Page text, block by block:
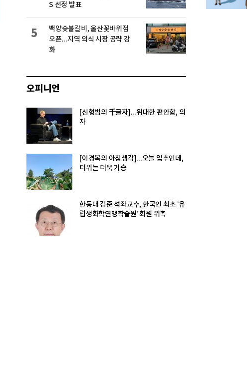
S 선정 발표
백양숯불갈비, 울산꽃바위점
오픈...지역 외식 시장 공략 강
화
5
오피니언
[신형범의 千글자]...위대한 편안함, 의
자
[이경복의 아침생각]...오늘 입추인데,
더위는 더욱 기승
한동대 김준 석좌교수, 한국인 최초 ‘유
럽생화학연맹학술원’ 회원 위촉